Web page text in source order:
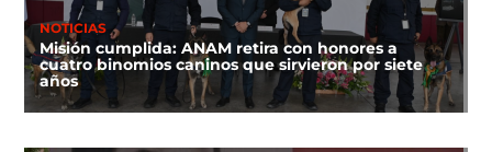
NOTICIAS
Misión cumplida: ANAM retira con honores a
cuatro binomios caninos que sirvieron por siete
años